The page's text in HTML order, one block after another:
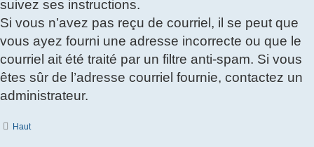
suivez ses instructions.
Si vous n’avez pas reçu de courriel, il se peut que
vous ayez fourni une adresse incorrecte ou que le
courriel ait été traité par un filtre anti-spam. Si vous
êtes sûr de l’adresse courriel fournie, contactez un
administrateur.
Haut